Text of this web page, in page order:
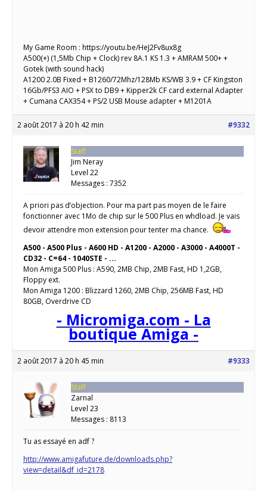
My Game Room : https://youtu.be/HeJ2Fv8ux8g
A500(+) (1,5Mb Chip + Clock) rev 8A.1 KS 1.3 + AMRAM 500+ +
Gotek (with sound hack)
A1200 2.0B Fixed + B1260/72Mhz/128Mb KS/WB 3.9 + CF Kingston
16Gb/PFS3 AIO + PSX to DB9 + Kipper2k CF card external Adapter
+ Cumana CAX354 + PS/2 USB Mouse adapter + M1201A
2 août 2017 à 20 h 42 min #9332
Staff
Jim Neray
Level 22
Messages : 7352
A priori pas d’objection. Pour ma part pas moyen de le faire
fonctionner avec 1Mo de chip sur le 500 Plus en whdload. Je vais
devoir attendre mon extension pour tenter ma chance.
A500 - A500 Plus - A600 HD - A1200 - A2000 - A3000 - A4000T -
CD32 - C=64 - 1040STE - ...
Mon Amiga 500 Plus : A590, 2MB Chip, 2MB Fast, HD 1,2GB,
Floppy ext.
Mon Amiga 1200 : Blizzard 1260, 2MB Chip, 256MB Fast, HD
80GB, Overdrive CD
- Micromiga.com - La
boutique Amiga -
2 août 2017 à 20 h 45 min #9333
Staff
Zarnal
Level 23
Messages : 8113
Tu as essayé en adf ?
http://www.amigafuture.de/downloads.php?
view=detail&df_id=2178